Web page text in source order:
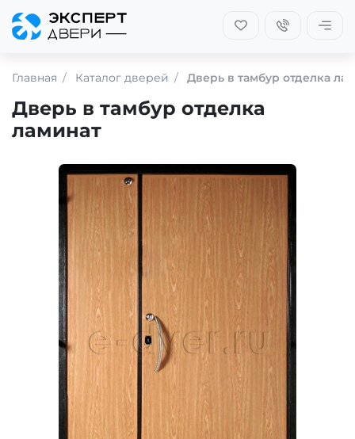
Главная Каталог дверей Дверь в тамбур отделка
Дверь в тамбур отделка
ламинат